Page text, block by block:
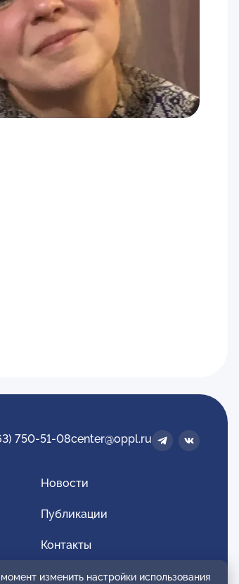
750-51-08center@oppl.ru
Новости
Публикации
Контакты
Для спонсоров и партнеров
изменить настройки использования